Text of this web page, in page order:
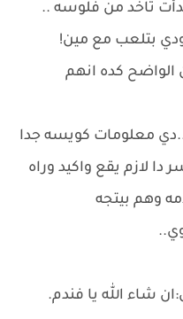
تاخد من فلوسه ..
بتلعب مع مين!
كده انهم
..دي معلومات كويسه جدا
لازم يقع واكيد وراه
وهم بيتجه
شاء الله يا فندم.